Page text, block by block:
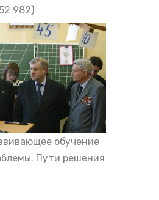
982)
обучение
Пути решения